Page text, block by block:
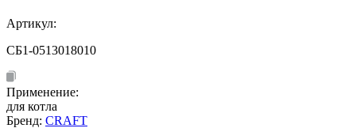
Артикул:
СБ1-0513018010
Применение:
для котла
Бренд: CRAFT